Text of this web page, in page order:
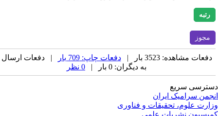
رتبه
مجوز
دفعات مشاهده: 3523 بار | دفعات چاپ: 709 بار
| دفعات ارسال
به دیگران: 0 بار |
سریع
سرامیک ایران
علوم، تحقیقات و فناوری
نشریات علمی